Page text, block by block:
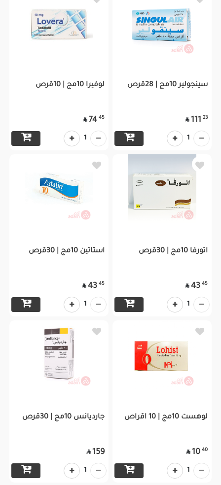
سينجولير 10مج | 28قرص
23
111

1
لوفيرا 10مج | 10قرص
45
74

1
اتورفا 10مج | 30قرص
45
43

1
استاتين 10مج | 30قرص
45
43

1
لوهست 10مج | 10 اقراص
40
10

1
جارديانس 10مج | 30قرص
159

1